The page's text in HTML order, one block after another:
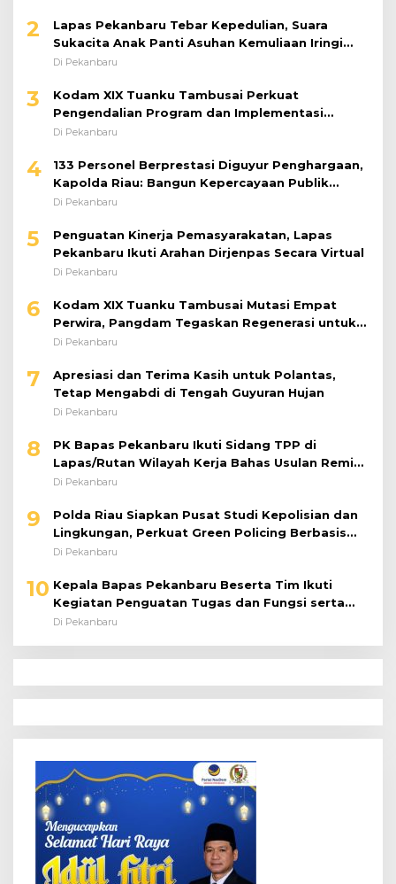
2
Lapas Pekanbaru Tebar Kepedulian, Suara
Sukacita Anak Panti Asuhan Kemuliaan Iringi
Bantuan Sosial
Di Pekanbaru
3
Kodam XIX Tuanku Tambusai Perkuat
Pengendalian Program dan Implementasi
Doktrin TNI AD
Di Pekanbaru
4
133 Personel Berprestasi Diguyur Penghargaan,
Kapolda Riau: Bangun Kepercayaan Publik
dengan Karya Nyata
Di Pekanbaru
5
Penguatan Kinerja Pemasyarakatan, Lapas
Pekanbaru Ikuti Arahan Dirjenpas Secara Virtual
Di Pekanbaru
6
Kodam XIX Tuanku Tambusai Mutasi Empat
Perwira, Pangdam Tegaskan Regenerasi untuk
Perkuat Kinerja Satuan
Di Pekanbaru
7
Apresiasi dan Terima Kasih untuk Polantas,
Tetap Mengabdi di Tengah Guyuran Hujan
Di Pekanbaru
8
PK Bapas Pekanbaru Ikuti Sidang TPP di
Lapas/Rutan Wilayah Kerja Bahas Usulan Remisi
Umum Jelang Hari Kemerdekaan
Di Pekanbaru
9
Polda Riau Siapkan Pusat Studi Kepolisian dan
Lingkungan, Perkuat Green Policing Berbasis
Riset
Di Pekanbaru
10 Kepala Bapas Pekanbaru Beserta Tim Ikuti
Kegiatan Penguatan Tugas dan Fungsi serta
Paparan Penempatan WBP ke Lapas Terbuka
Di Pekanbaru